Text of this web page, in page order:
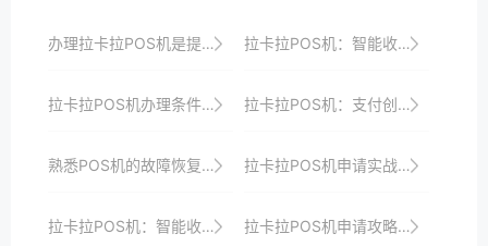
办理拉卡拉POS机是提升商家收银效率与品牌形象以及增强顾客忠诚度的最佳选择之一 拉卡拉POS机：智能收银，简化工作流程
拉卡拉POS机办理条件与所需材料一览 拉卡拉POS机：支付创新，引领支付新潮流
熟悉POS机的故障恢复流程。 拉卡拉POS机申请实战分享：如何借助支付创新技术提升商户运营效益与效率
拉卡拉POS机：智能收银，开启商家收银新时代 拉卡拉POS机申请攻略：新手必看